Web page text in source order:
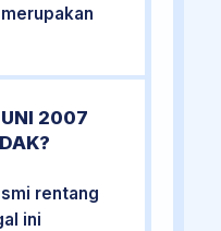
2007
rentang
ini